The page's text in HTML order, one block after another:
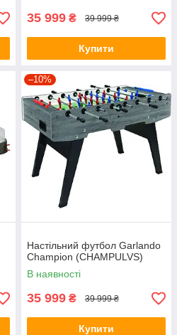
35 999 ₴ 39 999 ₴
Купити
–10%
Настільний футбол Garlando
Champion (CHAMPULVS)
В наявності
35 999 ₴ 39 999 ₴
Купити